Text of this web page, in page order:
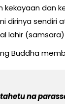
kekayaan dan
dirinya sendiri
lahir
Buddha
na